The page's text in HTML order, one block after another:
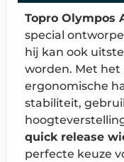
Topro Olympos
special
hij kan ook
worden. Met
ergonomische
stabiliteit,
quick release
perfecte keuze